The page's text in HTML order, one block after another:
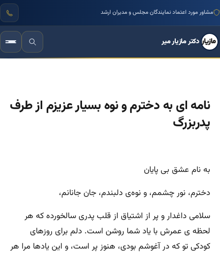
مشاور مورد اعتماد نمایندگان مجلس و مدیران ارشد
دکتر مازیار میر
نامه ای به دخترم و نوه بسیار عزیزم از طرف
پدربزرگ
به نام عشق بی پایان
دخترم، نور چشمم، و نوه‌ی دلبندم، جان جانانم،
سلامی داغدار و پر از اشتیاق از قلب پدری سالخورده که هر
لحظه ی عمرش با یاد شما روشن است. دلم برای روزهای
کودکی تو که در آغوشم بودی، هنوز پر است، و این یادها مرا هر